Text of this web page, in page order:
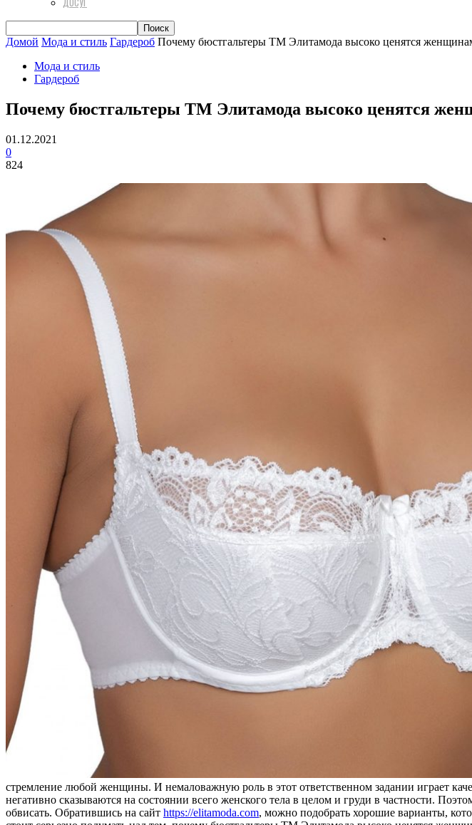
Домой Мода и стиль Гардероб Почему бюстгальтеры ТМ Элитамода высоко ценятся
Мода и стиль
Гардероб
Почему бюстгальтеры ТМ Элитамода высоко ценятся
01.12.2021
0
824
стремление любой женщины. И немаловажную роль в этот ответственном задании играет
негативно сказываются на состоянии всего женского тела в целом и груди в частности.
обвисать. Обратившись на сайт https://elitamoda.com, можно подобрать хорошие варианты,